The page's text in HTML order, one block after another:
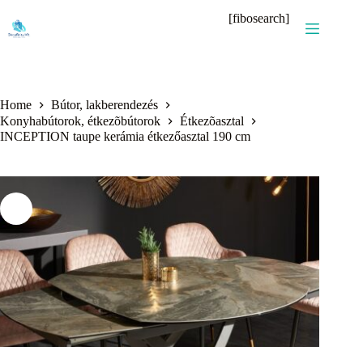
content
[fibosearch]
Home
Bútor, lakberendezés
Konyhabútorok, étkezõbútorok
Étkezõasztal
INCEPTION taupe kerámia étkezőasztal 190 cm